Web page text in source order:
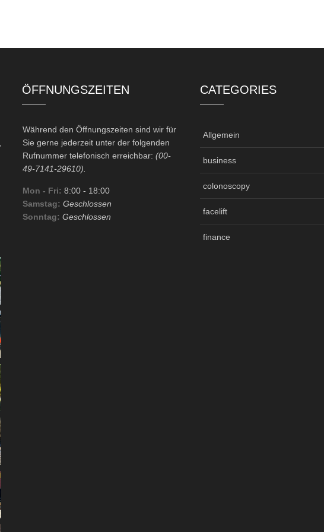
ÖFFNUNGSZEITEN
Während den Öffnungszeiten sind wir für
Sie gerne jederzeit unter der folgenden
Rufnummer telefonisch erreichbar: (00-
49-7141-29610).
Mon - Fri: 8:00 - 18:00
Samstag: Geschlossen
Sonntag: Geschlossen
CATEGORIES
Allgemein
business
colonoscopy
facelift
finance